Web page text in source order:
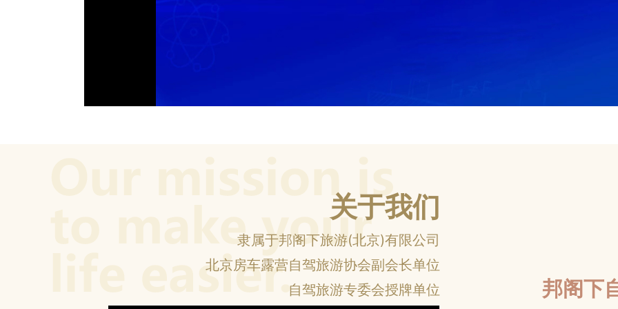
关于我们
隶属于邦阁下旅游(北京)有限公司
北京房车露营自驾旅游协会副会长单位
自驾旅游专委会授牌单位
邦阁下